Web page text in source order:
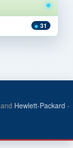
31
and Hewlett-Packard -